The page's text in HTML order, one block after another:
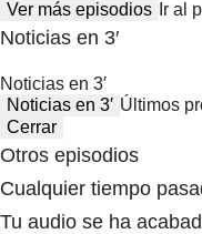
Ver más episodios Ir al
Noticias en 3′
Noticias en 3′
Noticias en 3′ Últimos
Cerrar
Otros episodios
Cualquier tiempo
Tu audio se ha